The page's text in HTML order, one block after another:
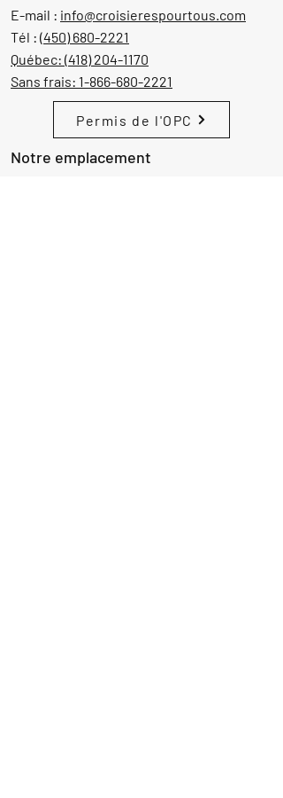
E-mail : info@croisierespourtous.com
Tél : (450) 680-2221
Québec: (418) 204-1170
Sans frais: 1-866-680-2221
Permis de l'OPC
Notre emplacement